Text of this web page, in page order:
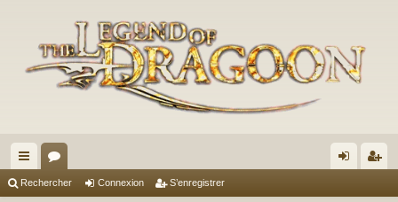
cc or
Rechercher Connexion S’enregistrer